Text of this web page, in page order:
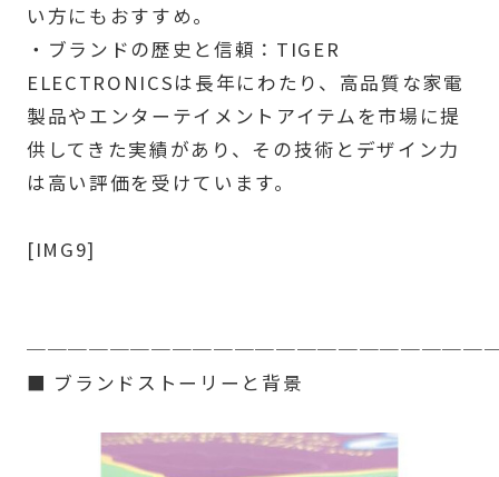
い方にもおすすめ。
・ブランドの歴史と信頼：TIGER
ELECTRONICSは長年にわたり、高品質な家電
製品やエンターテイメントアイテムを市場に提
供してきた実績があり、その技術とデザイン力
は高い評価を受けています。
[IMG9]
■ ブランドストーリーと背景